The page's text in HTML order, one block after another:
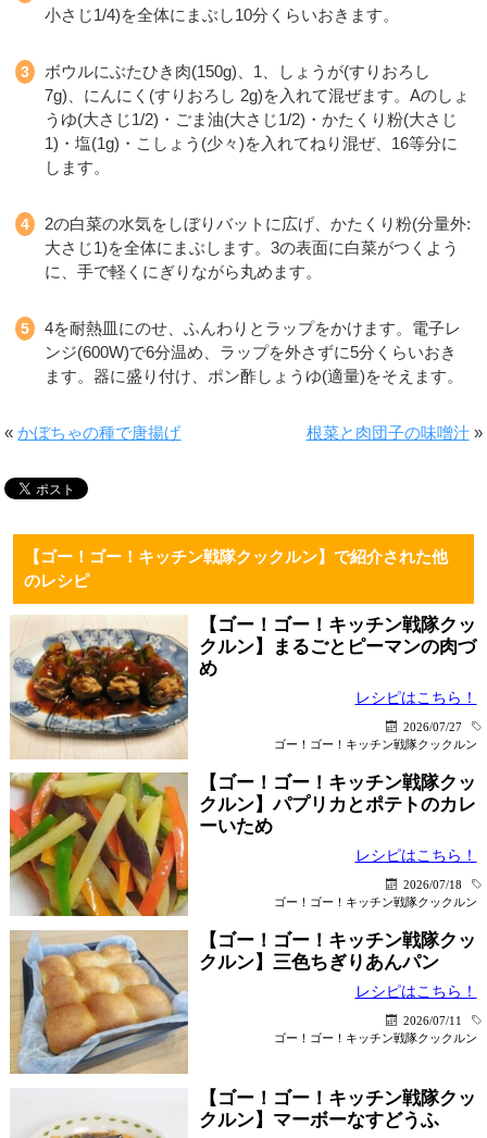
小さじ1/4)を全体にまぶし10分くらいおきます。
ボウルにぶたひき肉(150g)、1、しょうが(すりおろし
7g)、にんにく(すりおろし 2g)を入れて混ぜます。Aのしょ
うゆ(大さじ1/2)・ごま油(大さじ1/2)・かたくり粉(大さじ
1)・塩(1g)・こしょう(少々)を入れてねり混ぜ、16等分に
します。
2の白菜の水気をしぼりバットに広げ、かたくり粉(分量外:
大さじ1)を全体にまぶします。3の表面に白菜がつくよう
に、手で軽くにぎりながら丸めます。
4を耐熱皿にのせ、ふんわりとラップをかけます。電子レ
ンジ(600W)で6分温め、ラップを外さずに5分くらいおき
ます。器に盛り付け、ポン酢しょうゆ(適量)をそえます。
«かぼちゃの種で唐揚げ 根菜と肉団子の味噌汁»
【ゴー！ゴー！キッチン戦隊クックルン】で紹介された他
のレシピ
【ゴー！ゴー！キッチン戦隊クッ
クルン】まるごとピーマンの肉づ
め
レシピはこちら！
2026/07/27
ゴー！ゴー！キッチン戦隊クックルン
【ゴー！ゴー！キッチン戦隊クッ
クルン】パプリカとポテトのカレ
ーいため
レシピはこちら！
2026/07/18
ゴー！ゴー！キッチン戦隊クックルン
【ゴー！ゴー！キッチン戦隊クッ
クルン】三色ちぎりあんパン
レシピはこちら！
2026/07/11
ゴー！ゴー！キッチン戦隊クックルン
【ゴー！ゴー！キッチン戦隊クッ
クルン】マーボーなすどうふ